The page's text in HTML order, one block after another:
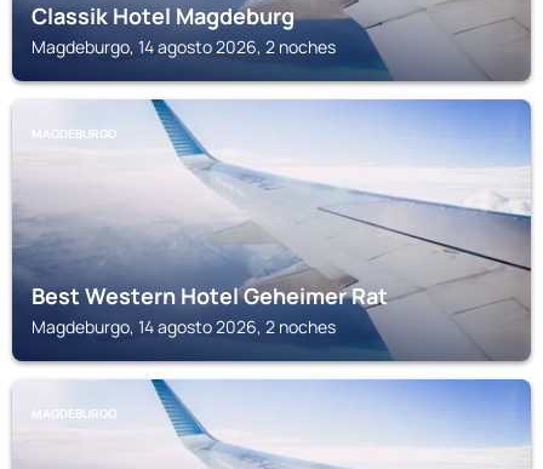
Classik Hotel Magdeburg
Magdeburgo, 14 agosto 2026, 2 noches
MAGDEBURGO
Best Western Hotel Geheimer Rat
Magdeburgo, 14 agosto 2026, 2 noches
MAGDEBURGO